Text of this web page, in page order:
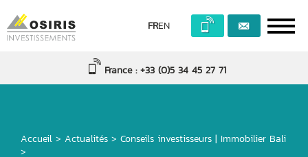
FREN
France : +33 (0)5 34 45 27 71
Accueil > Actualités > Conseils investisseurs | Immobilier Bali
>